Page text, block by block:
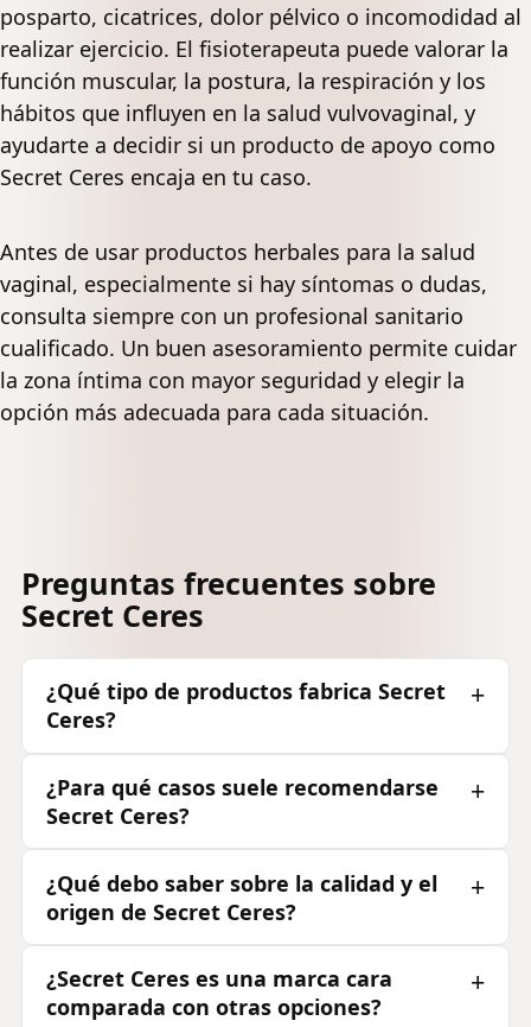
posparto, cicatrices, dolor pélvico o incomodidad al
realizar ejercicio. El fisioterapeuta puede valorar la
función muscular, la postura, la respiración y los
hábitos que influyen en la salud vulvovaginal, y
ayudarte a decidir si un producto de apoyo como
Secret Ceres encaja en tu caso.
Antes de usar productos herbales para la salud
vaginal, especialmente si hay síntomas o dudas,
consulta siempre con un profesional sanitario
cualificado. Un buen asesoramiento permite cuidar
la zona íntima con mayor seguridad y elegir la
opción más adecuada para cada situación.
Preguntas frecuentes sobre
Secret Ceres
¿Qué tipo de productos fabrica Secret
Ceres?
¿Para qué casos suele recomendarse
Secret Ceres?
¿Qué debo saber sobre la calidad y el
origen de Secret Ceres?
¿Secret Ceres es una marca cara
comparada con otras opciones?